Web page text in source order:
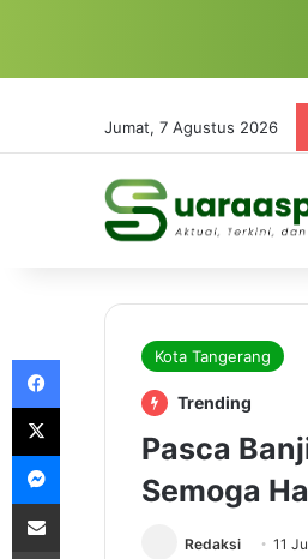
Jumat, 7 Agustus 2026
Kota Tangerang
Trending
Pasca
Semoga
Redaksi 11
Messenger